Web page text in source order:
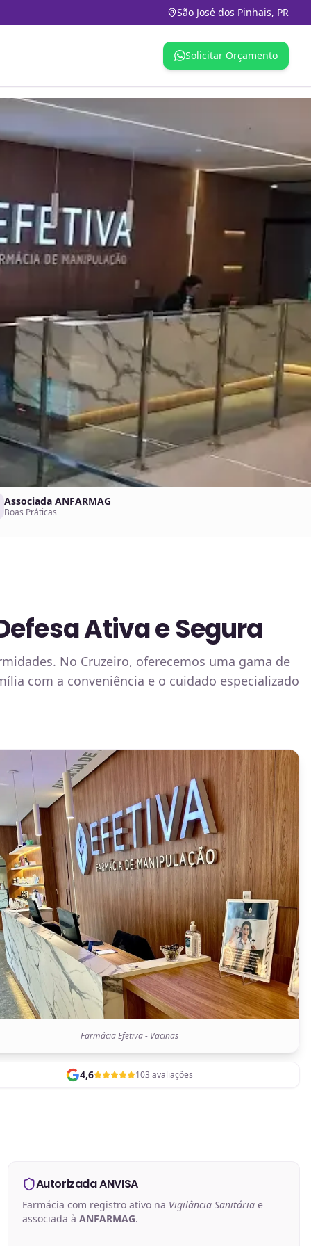
São José dos Pinhais, PR
Solicitar Orçamento
Associada ANFARMAG
Boas Práticas
Ativa e Segura
No Cruzeiro, oferecemos uma gama de
com a conveniência e o cuidado especializado
Farmácia Efetiva - Vacinas
4,6 103 avaliações
Autorizada ANVISA
Farmácia com registro ativo na Vigilância Sanitáriae
associada à ANFARMAG.